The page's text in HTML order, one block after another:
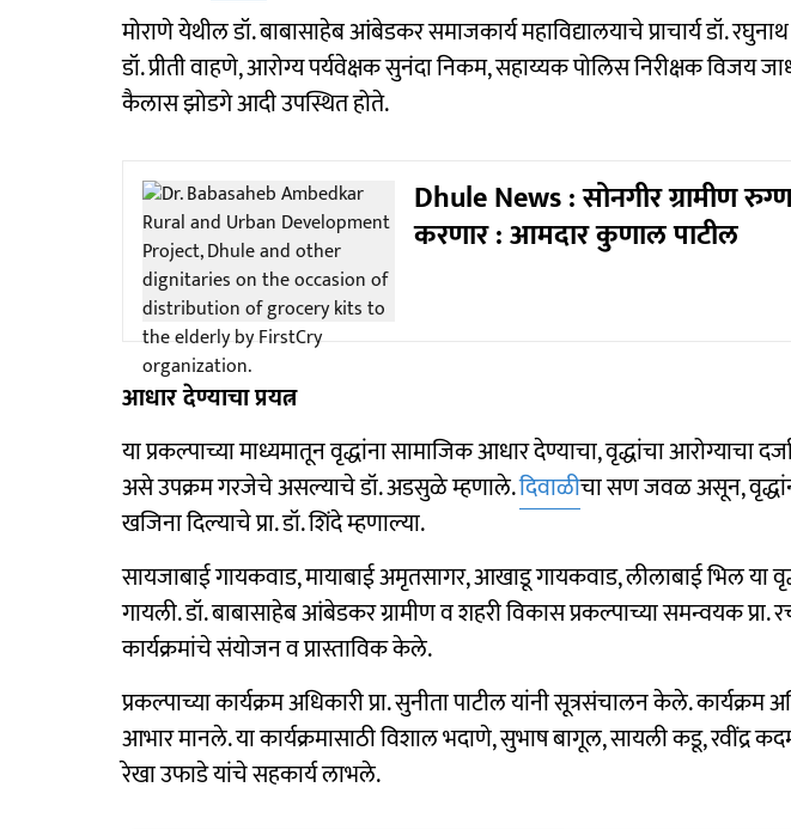
मोराणे येथील डॉ. बाबासाहेब आंबेडकर समाजकार्य महाविद्यालयाचे प्राचार्य डॉ.
डॉ. प्रीती वाहणे, आरोग्य पर्यवेक्षक सुनंदा निकम, सहाय्यक पोलिस निरीक्षक विजय
कैलास झोडगे आदी उपस्थित होते.
Dhule News : सोनगीर ग्रामीण
करणार : आमदार कुणाल पाटील
आधार देण्याचा प्रयत्न
या प्रकल्पाच्या माध्यमातून वृद्धांना सामाजिक आधार देण्याचा, वृद्धांचा आरोग्याचा
असे उपक्रम गरजेचे असल्याचे डॉ. अडसुळे म्हणाले.दिवाळीचा सण जवळ असून,
खजिना दिल्याचे प्रा. डॉ. शिंदे म्हणाल्या.
सायजाबाई गायकवाड, मायाबाई अमृतसागर, आखाडू गायकवाड, लीलाबाई भिल या
गायली. डॉ. बाबासाहेब आंबेडकर ग्रामीण व शहरी विकास प्रकल्पाच्या समन्वयक प्रा.
कार्यक्रमांचे संयोजन व प्रास्ताविक केले.
प्रकल्पाच्या कार्यक्रम अधिकारी प्रा. सुनीता पाटील यांनी सूत्रसंचालन केले.
आभार मानले. या कार्यक्रमासाठी विशाल भदाणे, सुभाष बागूल, सायली कडू, रवींद्र
रेखा उफाडे यांचे सहकार्य लाभले.